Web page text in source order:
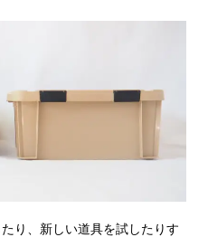
り、新しい道具を試したりす